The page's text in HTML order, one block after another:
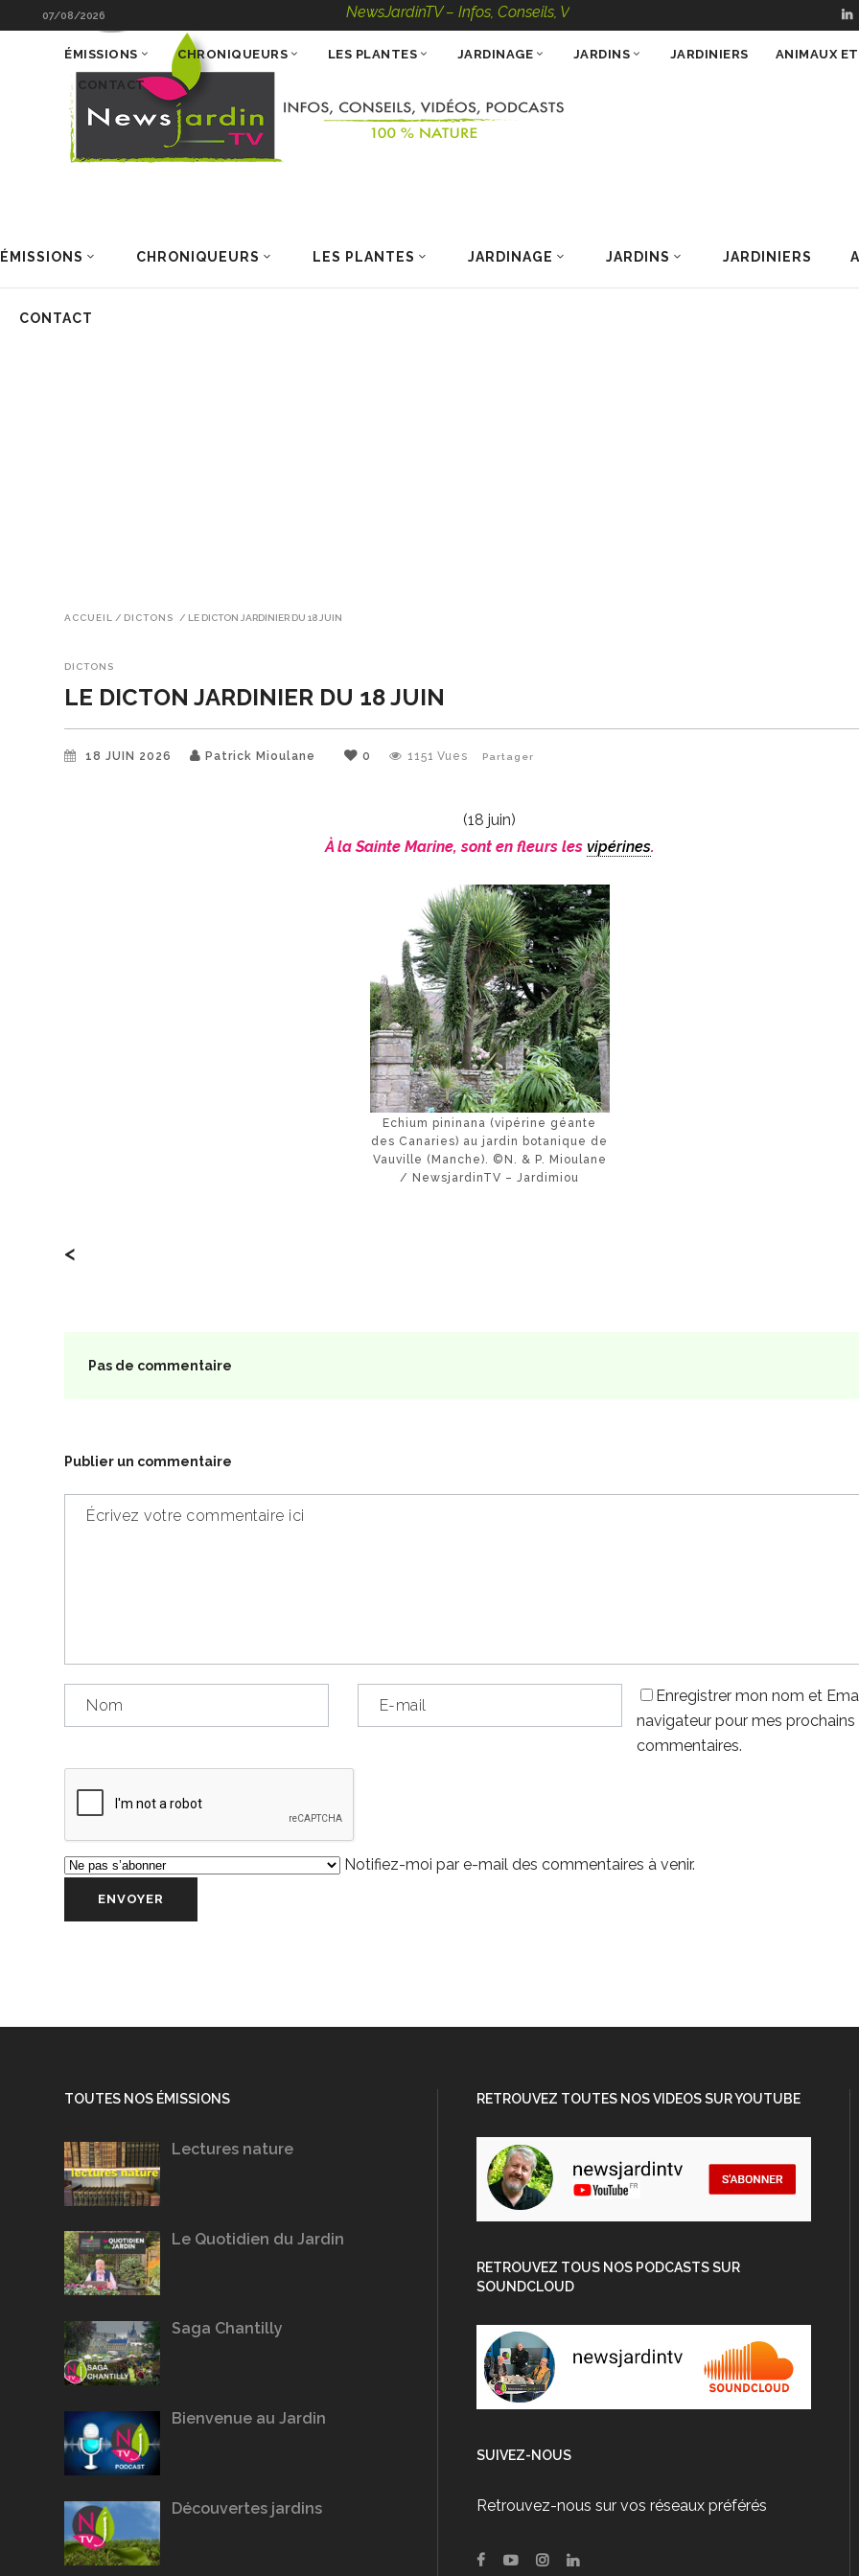
07/08/2026 NewsJardinTV – Infos, Conseils, Vidéos, Podcasts – 100 % Nature
ÉMISSIONS CHRONIQUEURS LES PLANTES JARDINAGE JARDINS JARDINIERS
CONTACT
ÉMISSIONS CHRONIQUEURS LES PLANTES JARDINAGE JARDINS JARDINIERS ANIMAUX
CONTACT
ACCUEIL / DICTONS / LE DICTON JARDINIER DU 18 JUIN
DICTONS
LE DICTON JARDINIER DU 18 JUIN
18 JUIN 2026 Patrick Mioulane 0 1151 Vues Partager
(18 juin)
À la Sainte Marine, sont en fleurs les vipérines.
Echium pininana (vipérine géante
des Canaries) au jardin botanique de
Vauville (Manche). ©N. & P. Mioulane
/ NewsjardinTV – Jardimiou
<
Pas de commentaire
Publier un commentaire
Enregistrer mon nom et
navigateur pour mes prochains
commentaires.
Notifiez-moi par e-mail des commentaires à venir.
TOUTES NOS ÉMISSIONS
Lectures nature
Le Quotidien du Jardin
Saga Chantilly
Bienvenue au Jardin
Découvertes jardins
RETROUVEZ TOUTES NOS VIDEOS SUR YOUTUBE
RETROUVEZ TOUS NOS PODCASTS SUR
SOUNDCLOUD
SUIVEZ-NOUS
Retrouvez-nous sur vos réseaux préférés